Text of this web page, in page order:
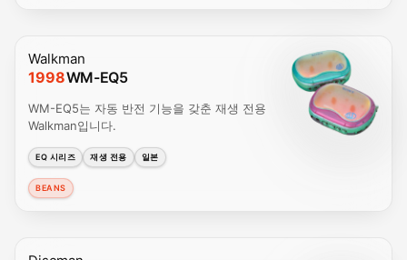
Walkman
1998WM-EQ5
WM-EQ5는 자동 반전 기능을 갖춘 재생 전용
Walkman입니다.
EQ 시리즈 재생 전용 일본
BEANS